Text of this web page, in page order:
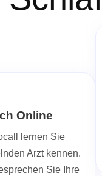
Online
lernen Sie
Arzt kennen.
Sie Ihre